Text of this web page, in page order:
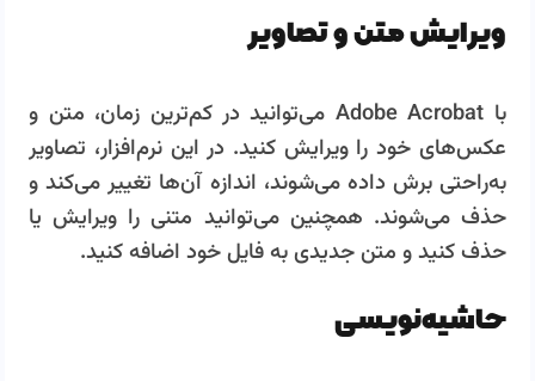
ویرایش متن و تصاویر
با Adobe Acrobat می‌توانید در کم‌ترین زمان، متن و
عکس‌های خود را ویرایش کنید. در این نرم‌افزار، تصاویر
به‌راحتی برش داده می‌شوند، اندازه آن‌ها تغییر می‌کند و
حذف می‌شوند. همچنین می‌توانید متنی را ویرایش یا
حذف کنید و متن جدیدی به فایل خود اضافه کنید.
حاشیه‌نویسی